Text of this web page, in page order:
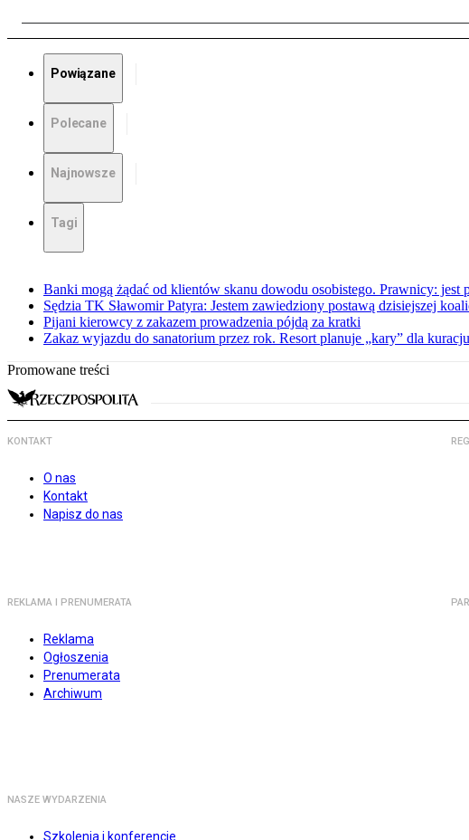
Powiązane
Polecane
Najnowsze
Tagi
Banki mogą żądać od klientów skanu dowodu osobistego. Prawnicy: jest
Sędzia TK Sławomir Patyra: Jestem zawiedziony postawą dzisiejszej
Pijani kierowcy z zakazem prowadzenia pójdą za kratki
Zakaz wyjazdu do sanatorium przez rok. Resort planuje „kary” dla
Promowane treści
KONTAKT
O nas
Kontakt
Napisz do nas
REKLAMA I PRENUMERATA
Reklama
Ogłoszenia
Prenumerata
Archiwum
NASZE WYDARZENIA
Szkolenia i konferencje